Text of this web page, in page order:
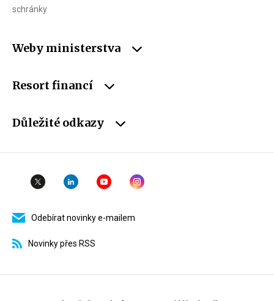
schránky
Weby ministerstva
Resort financí
Důležité odkazy
Odebírat novinky e-mailem
Novinky přes RSS